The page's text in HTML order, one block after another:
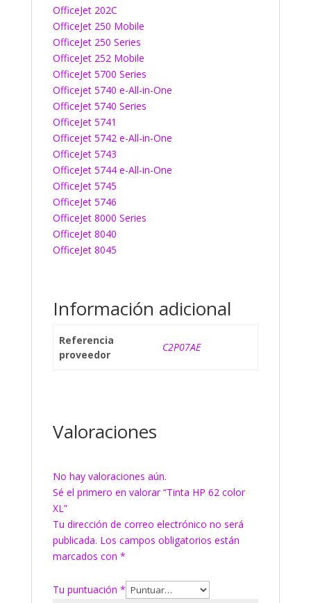
OfficeJet 202C
OfficeJet 250 Mobile
OfficeJet 250 Series
OfficeJet 252 Mobile
OfficeJet 5700 Series
Officejet 5740 e-All-in-One
OfficeJet 5740 Series
OfficeJet 5741
Officejet 5742 e-All-in-One
OfficeJet 5743
OfficeJet 5744 e-All-in-One
OfficeJet 5745
OfficeJet 5746
OfficeJet 8000 Series
OfficeJet 8040
OfficeJet 8045
Información adicional
Referencia
proveedor
C2P07AE
Valoraciones
No hay valoraciones aún.
Sé el primero en valorar “Tinta HP 62 color
XL”
Tu dirección de correo electrónico no será
publicada. Los campos obligatorios están
marcados con *
Tu puntuación *